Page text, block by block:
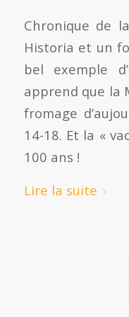
Chronique de
Historia et un
bel exemple
apprend que la
fromage
14-18. Et la «
100 ans !
Lire la suite